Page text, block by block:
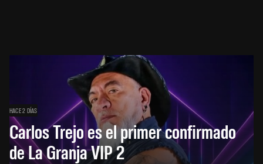
HACE 2 DÍAS
Carlos Trejo es el primer confirmado
de La Granja VIP 2